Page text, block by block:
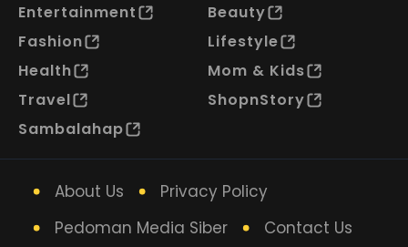
Entertainment
Beauty
Fashion
Lifestyle
Health
Mom & Kids
Travel
ShopnStory
Sambalahap
About Us
Privacy Policy
Pedoman Media Siber
Contact Us